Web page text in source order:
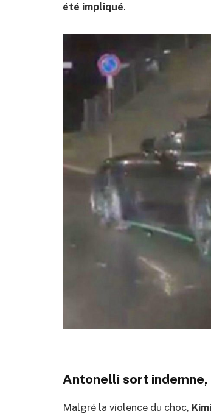
été impliqué.
Antonelli sort
Malgré la violence du choc,